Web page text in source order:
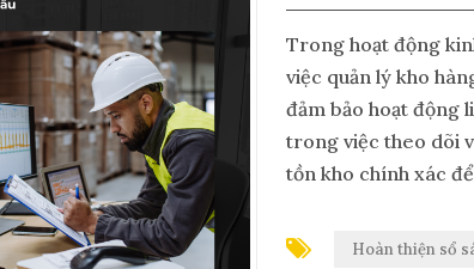
Trong hoạt động
việc quản lý kho
đảm bảo hoạt động
trong việc theo dõi
tồn kho chính xác
Hoàn thiện sổ